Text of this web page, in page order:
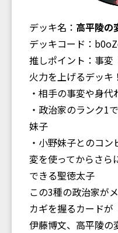
デッキ名： 高平陵の
デッキコード：
推しポイント：事変
火力を上げるデッキ！
・相手の事変や身
・政治家のランク1
妹子
・小野妹子とのコ
変を使ってからさら
できる聖徳太子
この3種の政治家が
カギを握るカードが
伊藤博文、高平陵の